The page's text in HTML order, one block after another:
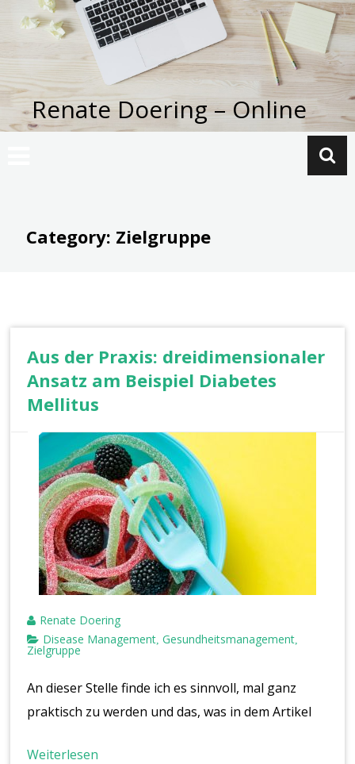
Inhalt
springen
Renate Doering – Online
Category: Zielgruppe
Aus der Praxis: dreidimensionaler
Ansatz am Beispiel Diabetes
Mellitus
Renate Doering
Disease Management ,Gesundheitsmanagement
Zielgruppe
An dieser Stelle finde ich es sinnvoll, mal ganz
praktisch zu werden und das, was in dem Artikel
Weiterlesen